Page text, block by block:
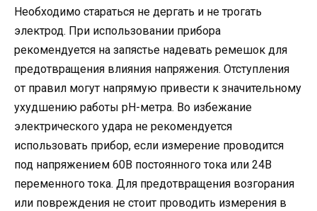
Необходимо стараться не дергать и не трогать
электрод. При использовании прибора
рекомендуется на запястье надевать ремешок для
предотвращения влияния напряжения. Отступления
от правил могут напрямую привести к значительному
ухудшению работы pH-метра. Во избежание
электрического удара не рекомендуется
использовать прибор, если измерение проводится
под напряжением 60В постоянного тока или 24В
переменного тока. Для предотвращения возгорания
или повреждения не стоит проводить измерения в